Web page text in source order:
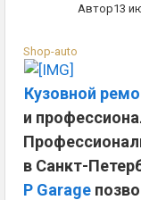
Shop-auto
Автор13
Кузовной
и
в Санкт-
P Garage